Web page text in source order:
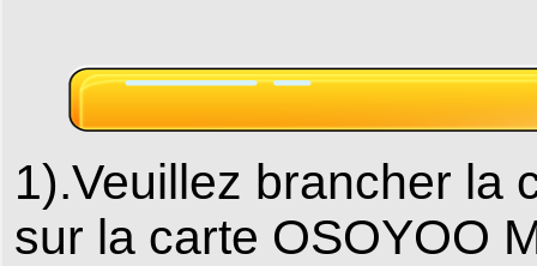
1).Veuillez brancher la
sur la carte OSOYOO